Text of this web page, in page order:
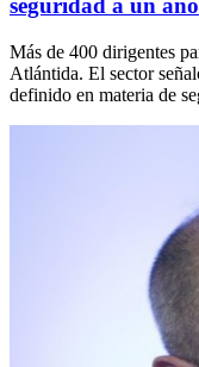
seguridad a un
Más de 400 dirigentes
Atlántida. El sector
definido en materia de